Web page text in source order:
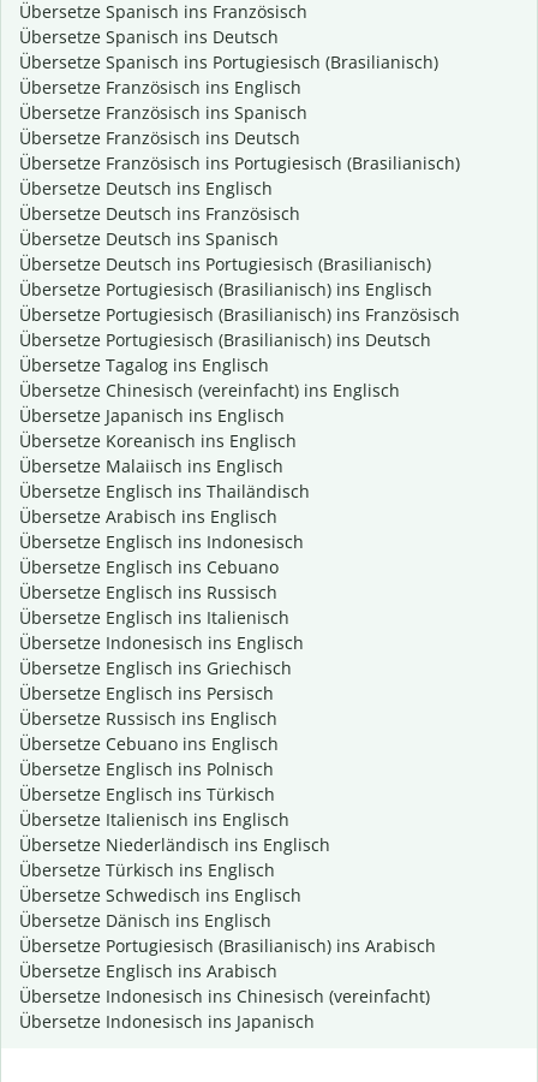
Übersetze Spanisch ins Französisch
Übersetze Spanisch ins Deutsch
Übersetze Spanisch ins Portugiesisch (Brasilianisch)
Übersetze Französisch ins Englisch
Übersetze Französisch ins Spanisch
Übersetze Französisch ins Deutsch
Übersetze Französisch ins Portugiesisch (Brasilianisch)
Übersetze Deutsch ins Englisch
Übersetze Deutsch ins Französisch
Übersetze Deutsch ins Spanisch
Übersetze Deutsch ins Portugiesisch (Brasilianisch)
Übersetze Portugiesisch (Brasilianisch) ins Englisch
Übersetze Portugiesisch (Brasilianisch) ins Französisch
Übersetze Portugiesisch (Brasilianisch) ins Deutsch
Übersetze Tagalog ins Englisch
Übersetze Chinesisch (vereinfacht) ins Englisch
Übersetze Japanisch ins Englisch
Übersetze Koreanisch ins Englisch
Übersetze Malaiisch ins Englisch
Übersetze Englisch ins Thailändisch
Übersetze Arabisch ins Englisch
Übersetze Englisch ins Indonesisch
Übersetze Englisch ins Cebuano
Übersetze Englisch ins Russisch
Übersetze Englisch ins Italienisch
Übersetze Indonesisch ins Englisch
Übersetze Englisch ins Griechisch
Übersetze Englisch ins Persisch
Übersetze Russisch ins Englisch
Übersetze Cebuano ins Englisch
Übersetze Englisch ins Polnisch
Übersetze Englisch ins Türkisch
Übersetze Italienisch ins Englisch
Übersetze Niederländisch ins Englisch
Übersetze Türkisch ins Englisch
Übersetze Schwedisch ins Englisch
Übersetze Dänisch ins Englisch
Übersetze Portugiesisch (Brasilianisch) ins Arabisch
Übersetze Englisch ins Arabisch
Übersetze Indonesisch ins Chinesisch (vereinfacht)
Übersetze Indonesisch ins Japanisch